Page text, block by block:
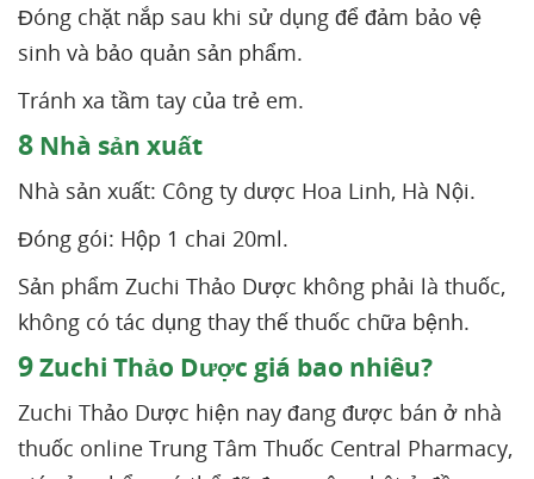
Đóng chặt nắp sau khi sử dụng để đảm bảo vệ
sinh và bảo quản sản phẩm.
Tránh xa tầm tay của trẻ em.
8 Nhà sản xuất
Nhà sản xuất: Công ty dược Hoa Linh, Hà Nội.
Đóng gói: Hộp 1 chai 20ml.
Sản phẩm Zuchi Thảo Dược không phải là thuốc,
không có tác dụng thay thế thuốc chữa bệnh.
9Zuchi Thảo Dược giá bao nhiêu?
Zuchi Thảo Dược hiện nay đang được bán ở nhà
thuốc online Trung Tâm Thuốc Central Pharmacy,